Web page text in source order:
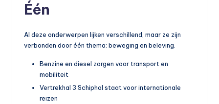
Één
Al deze onderwerpen lijken verschillend, maar ze zijn
verbonden door één thema: beweging en beleving.
Benzine en diesel zorgen voor transport en
mobiliteit
Vertrekhal 3 Schiphol staat voor internationale
reizen